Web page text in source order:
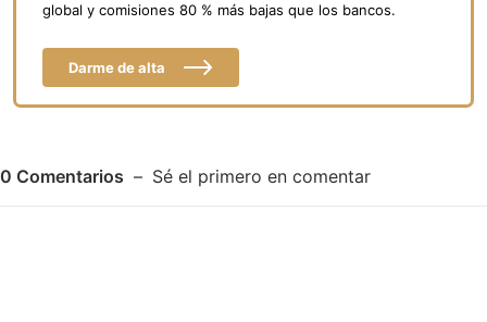
global y comisiones 80 % más bajas que los bancos.
Darme de alta
0 Comentarios Sé el primero en comentar